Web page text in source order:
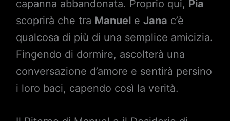
capanna abbandonata. Proprio qui, Pia
scoprirà che tra Manuele Jana c’è
qualcosa di più di una semplice amicizia.
Fingendo di dormire, ascolterà una
conversazione d’amore e sentirà persino
i loro baci, capendo così la verità.